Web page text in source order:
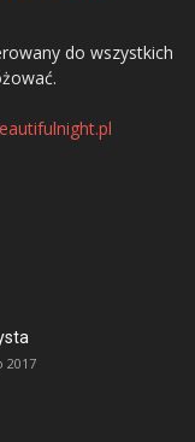
do wszystkich
2017